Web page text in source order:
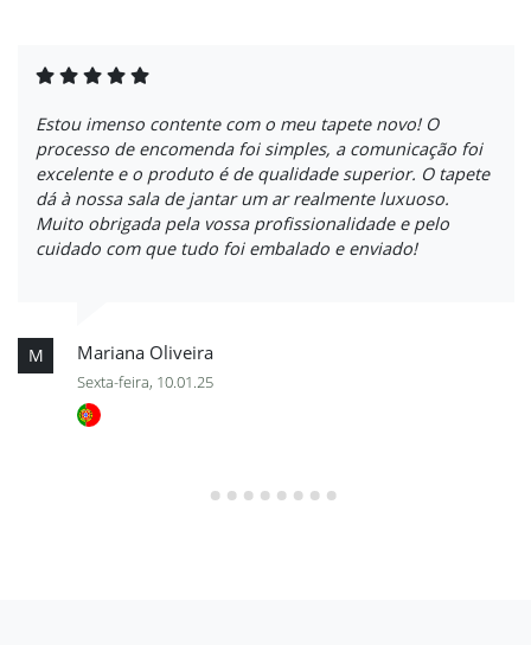
Estou imenso contente com o meu tapete novo! O
processo de encomenda foi simples, a comunicação foi
excelente e o produto é de qualidade superior. O tapete
dá à nossa sala de jantar um ar realmente luxuoso.
Muito obrigada pela vossa profissionalidade e pelo
cuidado com que tudo foi embalado e enviado!
M Mariana Oliveira
Sexta-feira, 10.01.25